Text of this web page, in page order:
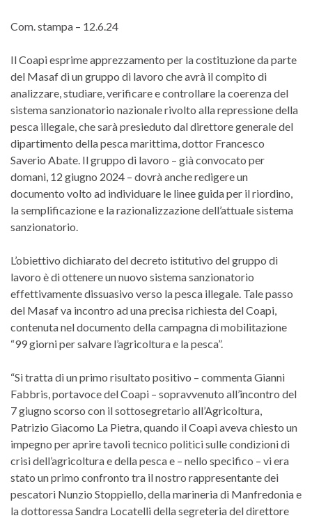
Com. stampa – 12.6.24
Il Coapi esprime apprezzamento per la costituzione da parte
del Masaf di un gruppo di lavoro che avrà il compito di
analizzare, studiare, verificare e controllare la coerenza del
sistema sanzionatorio nazionale rivolto alla repressione della
pesca illegale, che sarà presieduto dal direttore generale del
dipartimento della pesca marittima, dottor Francesco
Saverio Abate. Il gruppo di lavoro – già convocato per
domani, 12 giugno 2024 – dovrà anche redigere un
documento volto ad individuare le linee guida per il riordino,
la semplificazione e la razionalizzazione dell’attuale sistema
sanzionatorio.
L’obiettivo dichiarato del decreto istitutivo del gruppo di
lavoro è di ottenere un nuovo sistema sanzionatorio
effettivamente dissuasivo verso la pesca illegale. Tale passo
del Masaf va incontro ad una precisa richiesta del Coapi,
contenuta nel documento della campagna di mobilitazione
“99 giorni per salvare l’agricoltura e la pesca”.
“Si tratta di un primo risultato positivo – commenta Gianni
Fabbris, portavoce del Coapi – sopravvenuto all’incontro del
7 giugno scorso con il sottosegretario all’Agricoltura,
Patrizio Giacomo La Pietra, quando il Coapi aveva chiesto un
impegno per aprire tavoli tecnico politici sulle condizioni di
crisi dell’agricoltura e della pesca e – nello specifico – vi era
stato un primo confronto tra il nostro rappresentante dei
pescatori Nunzio Stoppiello, della marineria di Manfredonia e
la dottoressa Sandra Locatelli della segreteria del direttore